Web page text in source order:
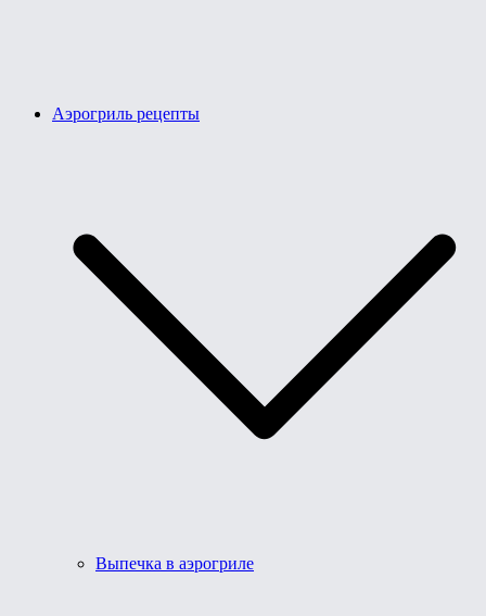
Аэрогриль рецепты
Выпечка в аэрогриле